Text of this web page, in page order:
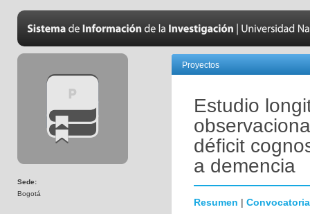
Sede:
Bogotá
Proyectos
Estudio
déficit
a demencia
Resumen | Convocatoria